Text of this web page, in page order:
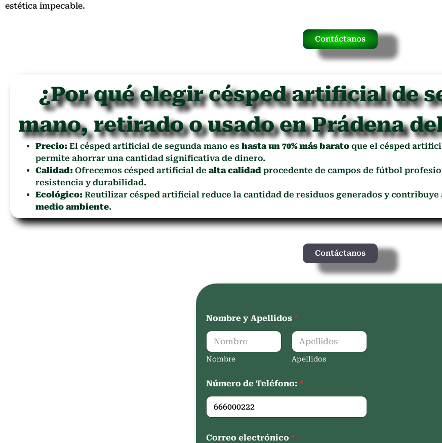
estética impecable.
Contáctanos
¿Por qué elegir césped artificial de
mano, retirado o usado en Prádena
Precio: El césped artificial de segunda mano es hasta un 70% más barato que el césped
permite ahorrar una cantidad significativa de dinero.
Calidad: Ofrecemos césped artificial de alta calidad procedente de campos de fútbol
resistencia y durabilidad.
Ecológico: Reutilizar césped artificial reduce la cantidad de residuos generados y contribuye
medio ambiente.
Contáctanos
Nombre y Apellidos *
Nombre Apellidos
Número de Teléfono: *
Correo electrónico *